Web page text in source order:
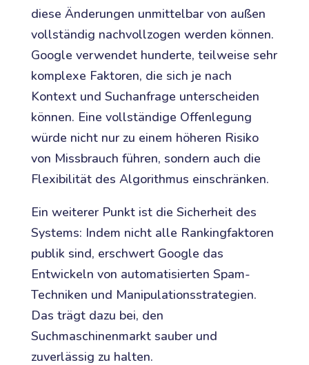
diese Änderungen unmittelbar von außen
vollständig nachvollzogen werden können.
Google verwendet hunderte, teilweise sehr
komplexe Faktoren, die sich je nach
Kontext und Suchanfrage unterscheiden
können. Eine vollständige Offenlegung
würde nicht nur zu einem höheren Risiko
von Missbrauch führen, sondern auch die
Flexibilität des Algorithmus einschränken.
Ein weiterer Punkt ist die Sicherheit des
Systems: Indem nicht alle Rankingfaktoren
publik sind, erschwert Google das
Entwickeln von automatisierten Spam-
Techniken und Manipulationsstrategien.
Das trägt dazu bei, den
Suchmaschinenmarkt sauber und
zuverlässig zu halten.